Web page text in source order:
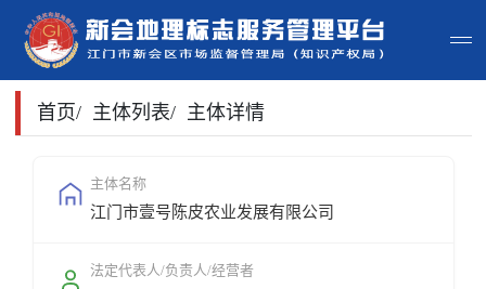
首页
政策法规
申请指南
首页/ 主体列表/ 主体详情
主体名称
江门市壹号陈皮农业发展有限公司
法定代表人/负责人/经营者